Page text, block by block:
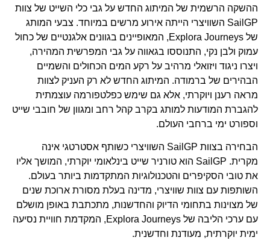
ההשקה הרשמית של המיתוג החדש על גבי כלי השייט של צוות
SailGP השוויצרי הייתה אירוע מרשים במיוחד. צבעי המותג
של Explora Journeys, המאופיינים בגוונים אלגנטיים של כחול
עמוק ולבן נקי, התנוססו בגאווה על גבי המפרשית המהירה,
ויצרו ניגוד ויזואלי מרהיב על רקע המים הכחולים והשמיים
הבהירים של ברמודה. המיתוג החדש לא רק העניק לצוות
מראה רענן ויוקרתי, אלא גם שימש כפלטפורמה עוצמתית
להגברת המודעות למותג בקרב קהל רחב ומגוון של חובבי שייט
וספורט ימי ברחבי העולם.
הבחירה בצוות SailGP השוויצרי כשותף אסטרטגי אינה
מקרית. SailGP הוא טורניר שייט בינלאומי יוקרתי, המושך אליו
את טובי הסקיפרים והטכנולוגיות המתקדמות ביותר בעולם.
השותפות עם צוות שוויצרי, מדינה בעלת מסורת ארוכת שנים
של מצוינות בתחומי הדיוק והחדשנות, מתכתבת באופן מושלם
עם ערכי הליבה של Explora Journeys, המקדמת חוויית נסיעה
ימית יוקרתית, מעודנת וחדשנית.